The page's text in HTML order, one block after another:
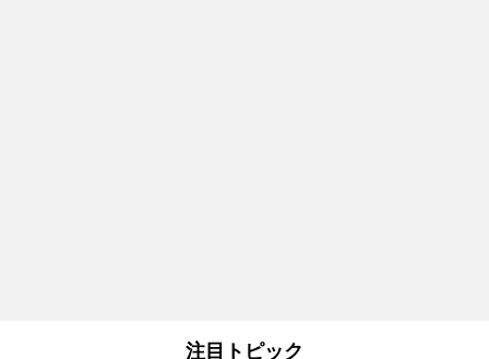
注目トピック